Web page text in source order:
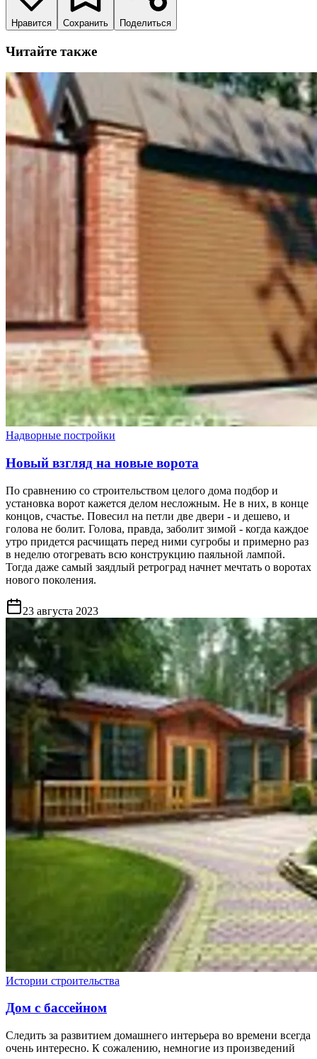
Нравится Сохранить Поделиться
Читайте также
Надворные постройки
Новый взгляд на новые ворота
По сравнению со строительством целого дома подбор и
установка ворот кажется делом несложным. Не в них, в конце
концов, счастье. Повесил на петли две двери - и дешево, и
голова не болит. Голова, правда, заболит зимой - когда каждое
утро придется расчищать перед ними сугробы и примерно раз
в неделю отогревать всю конструкцию паяльной лампой.
Тогда даже самый заядлый ретроград начнет мечтать о воротах
нового поколения.
23 августа 2023
Истории строительства
Дом с бассейном
Следить за развитием домашнего интерьера во времени всегда
очень интересно. К сожалению, немногие из произведений